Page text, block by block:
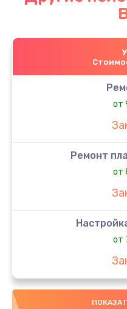
от
Ремонт
от
от